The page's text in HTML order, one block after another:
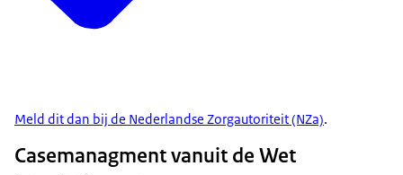
Meld dit dan bij de Nederlandse Zorgautoriteit (NZa).
Casemanagment vanuit de Wet